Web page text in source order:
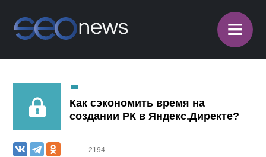
≡
Как сэкономить время на
создании РК в Яндекс.Директе?
2194